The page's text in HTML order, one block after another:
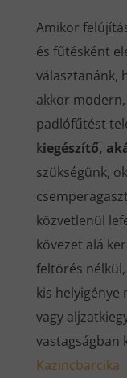
Amikor
és fűtésként
választanánk,
akkor
padlófűtést
kiegészítő,
szükségünk,
közvetlenül
kövezet alá
feltörés
kis helyigénye
vagy
vastagságban
Kazincbarcika